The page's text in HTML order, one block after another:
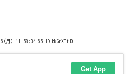
月) 11:58:34.65 ID:bkGrXFtH0